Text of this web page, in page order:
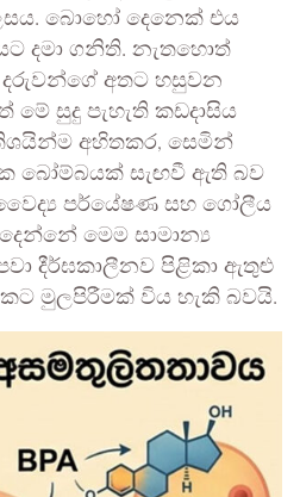
බොහෝ දෙනෙක් එය
දමා ගනිති. නැතහොත්
දරුවන්ගේ අතට හසුවන
මේ සුදු පැහැති කඩදාසිය
අහිතකර, සෙමින්
බෝම්බයක් සැඟවී ඇති බව
පර්යේෂණ සහ ගෝලීය
මෙම සාමාන්‍ය
දීර්ඝකාලීනව පිළිකා ඇතුළු
මුලපිරීමක් විය හැකි බවයි.